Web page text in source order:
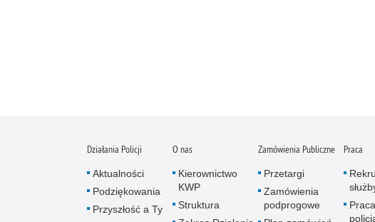
Działania Policji
Aktualności
Podziękowania
Przyszłość a Ty
O nas
Kierownictwo
KWP
Struktura
Zamówienia Publiczne
Przetargi
Zamówienia
podprogowe
Praca